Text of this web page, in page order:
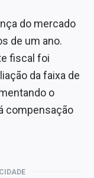
do mercado
de um ano.
fiscal foi
da faixa de
o
compensação